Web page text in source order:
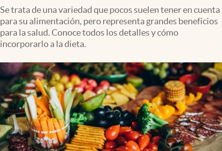
Clima
Espiritualidad
abre en nueva pestaña
México
Se trata de una variedad que pocos suelen tener en cuenta
para su alimentación, pero representa grandes beneficios
para la salud. Conoce todos los detalles y cómo
incorporarlo a la dieta.